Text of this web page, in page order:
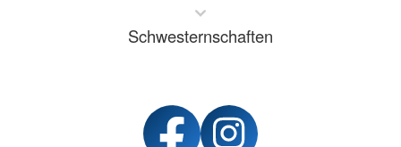
Schwesternschaften